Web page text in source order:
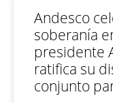
Andesco
soberanía
presidente
ratifica su
conjunto